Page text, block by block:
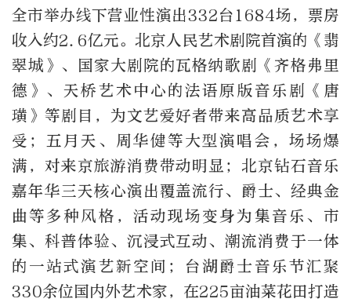
全市举办线下营业性演出332台1684场，票房
收入约2.6亿元。北京人民艺术剧院首演的《翡
翠城》、国家大剧院的瓦格纳歌剧《齐格弗里
德》、天桥艺术中心的法语原版音乐剧《唐
璜》等剧目，为文艺爱好者带来高品质艺术享
受；五月天、周华健等大型演唱会，场场爆
满，对来京旅游消费带动明显；北京钻石音乐
嘉年华三天核心演出覆盖流行、爵士、经典金
曲等多种风格，活动现场变身为集音乐、市
集、科普体验、沉浸式互动、潮流消费于一体
的一站式演艺新空间；台湖爵士音乐节汇聚
330余位国内外艺术家，在225亩油菜花田打造